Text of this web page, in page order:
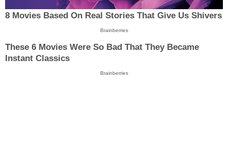
8 Movies Based On Real Stories That Give Us Shivers
Brainberries
These 6 Movies Were So Bad That They Became
Instant Classics
Brainberries